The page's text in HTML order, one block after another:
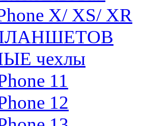
X/ XS/ XR
чехлы
11
12